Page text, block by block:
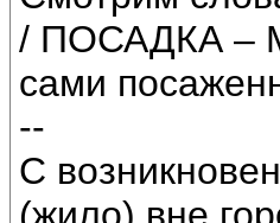
/ ПОСАДКА –
сами
--
С